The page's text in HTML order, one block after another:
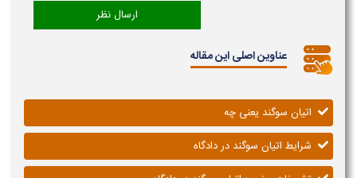
عناوین اصلی این مقاله
اتیان سوگند یعنی چه
شرایط اتیان سوگند در دادگاه